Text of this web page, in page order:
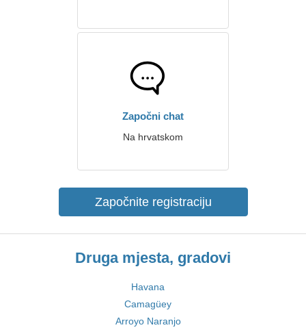
Započni chat
Na hrvatskom
Započnite registraciju
Druga mjesta, gradovi
Havana
Camagüey
Arroyo Naranjo